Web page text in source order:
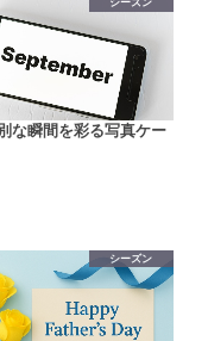
シーズン
な瞬間を彩る写真ケー
シーズン